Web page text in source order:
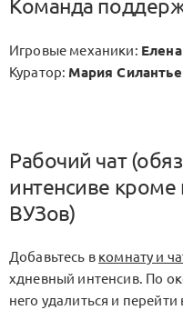
Команда
Игровые механики:
Куратор: Мария
Рабочий чат
интенсиве кроме
ВУЗов)
Добавьтесь в комнату и
хдневный интенсив. По
него удалиться и перейти